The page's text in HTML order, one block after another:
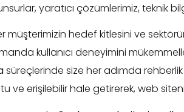
yaratıcı çözümlerimiz, teknik
hedef kitlesini ve
kullanıcı deneyimini
süreçlerinde size her adımda
ve erişilebilir hale getirerek, web